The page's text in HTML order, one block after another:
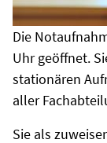
Die
Uhr geöffnet.
stationären
aller
Sie als